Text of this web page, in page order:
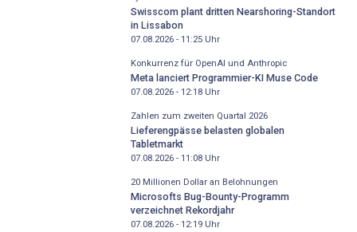
Swisscom plant dritten Nearshoring-Standort
in Lissabon
07.08.2026 - 11:25Uhr
Konkurrenz für OpenAI und Anthropic
Meta lanciert Programmier-KI Muse Code
07.08.2026 - 12:18Uhr
Zahlen zum zweiten Quartal 2026
Lieferengpässe belasten globalen
Tabletmarkt
07.08.2026 - 11:08Uhr
20 Millionen Dollar an Belohnungen
Microsofts Bug-Bounty-Programm
verzeichnet Rekordjahr
07.08.2026 - 12:19Uhr